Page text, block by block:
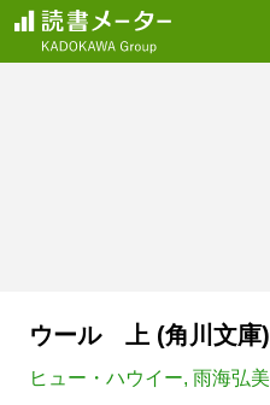
ウール 上 (角川文庫)
ヒュー・ハウイー, 雨海弘美